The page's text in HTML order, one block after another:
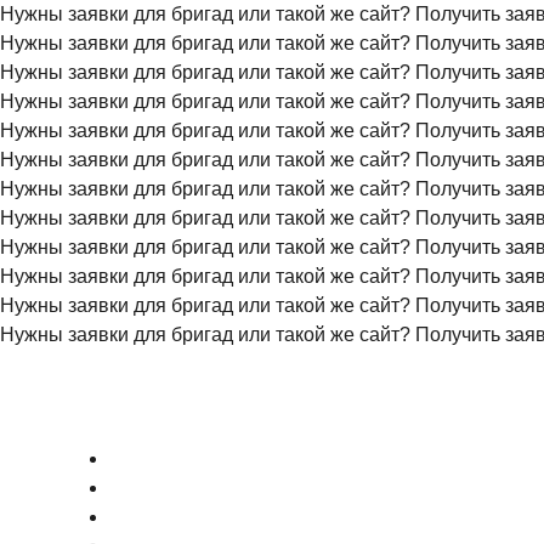
Нужны заявки для бригад или такой же сайт? Получить
Нужны заявки для бригад или такой же сайт? Получить
Нужны заявки для бригад или такой же сайт? Получить
Нужны заявки для бригад или такой же сайт? Получить
Нужны заявки для бригад или такой же сайт? Получить
Нужны заявки для бригад или такой же сайт? Получить
Нужны заявки для бригад или такой же сайт? Получить
Нужны заявки для бригад или такой же сайт? Получить
Нужны заявки для бригад или такой же сайт? Получить
Нужны заявки для бригад или такой же сайт? Получить
Нужны заявки для бригад или такой же сайт? Получить
Нужны заявки для бригад или такой же сайт? Получить